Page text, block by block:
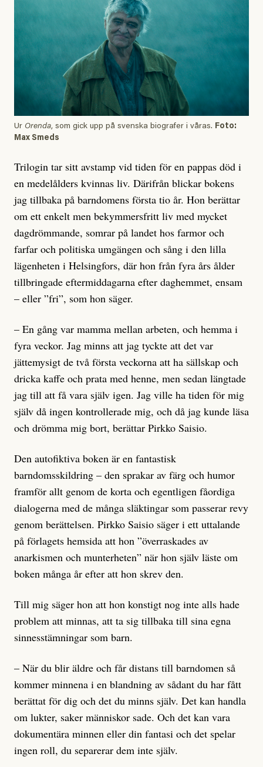
Ur Orenda, som gick upp på svenska biografer i våras. Foto:
Max Smeds
Trilogin tar sitt avstamp vid tiden för en pappas död i
en medelålders kvinnas liv. Därifrån blickar bokens
jag tillbaka på barndomens första tio år. Hon berättar
om ett enkelt men bekymmersfritt liv med mycket
dagdrömmande, somrar på landet hos farmor och
farfar och politiska umgängen och sång i den lilla
lägenheten i Helsingfors, där hon från fyra års ålder
tillbringade eftermiddagarna efter daghemmet, ensam
– eller ”fri”, som hon säger.
– En gång var mamma mellan arbeten, och hemma i
fyra veckor. Jag minns att jag tyckte att det var
jättemysigt de två första veckorna att ha sällskap och
dricka kaffe och prata med henne, men sedan längtade
jag till att få vara själv igen. Jag ville ha tiden för mig
själv då ingen kontrollerade mig, och då jag kunde läsa
och drömma mig bort, berättar Pirkko Saisio.
Den autofiktiva boken är en fantastisk
barndomsskildring – den sprakar av färg och humor
framför allt genom de korta och egentligen fåordiga
dialogerna med de många släktingar som passerar revy
genom berättelsen. Pirkko Saisio säger i ett uttalande
på förlagets hemsida att hon ”överraskades av
anarkismen och munterheten” när hon själv läste om
boken många år efter att hon skrev den.
Till mig säger hon att hon konstigt nog inte alls hade
problem att minnas, att ta sig tillbaka till sina egna
sinnesstämningar som barn.
– När du blir äldre och får distans till barndomen så
kommer minnena i en blandning av sådant du har fått
berättat för dig och det du minns själv. Det kan handla
om lukter, saker människor sade. Och det kan vara
dokumentära minnen eller din fantasi och det spelar
ingen roll, du separerar dem inte själv.